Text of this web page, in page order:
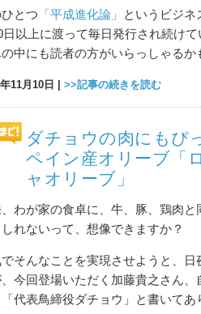
とつ 「平成進化論」
というビジネ
日以上に渡って毎日発行され続け
の中にも読者の方がいらっしゃるか
11月10日 | >>記事の続きを読む
ダチョウの肉にもぴ
ペイン産オリーブ「
ャオリーブ」
わが家の食卓に、牛、豚、鶏肉
れないって、想像できますか？
そんなことを実現させようと、
今回登場いただく加藤貴之さん
「代表鳥締役ダチョウ」と書いてあ